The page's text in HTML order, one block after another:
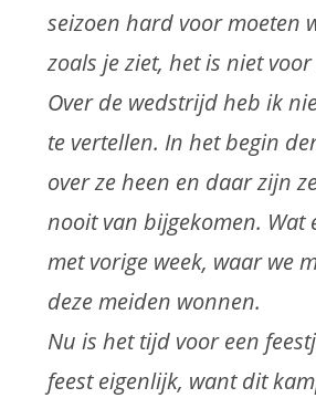
seizoen hard voor moeten
zoals je ziet, het is niet voor
Over de wedstrijd heb ik
te vertellen. In het begin
over ze heen en daar zijn
nooit van bijgekomen. Wat
met vorige week, waar we
deze meiden wonnen.
Nu is het tijd voor een
feest eigenlijk, want dit